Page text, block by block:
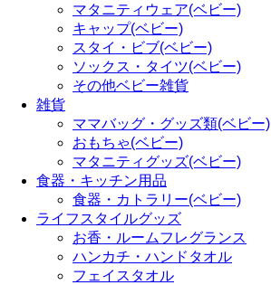
マタニティウェア(ベビー)
キャップ(ベビー)
スタイ・ビブ(ベビー)
ソックス・タイツ(ベビー)
その他ベビー雑貨
雑貨
ママバッグ・グッズ類(ベビー)
おもちゃ(ベビー)
マタニティグッズ(ベビー)
食器・キッチン用品
食器・カトラリー(ベビー)
ライフスタイルグッズ
お香・ルームフレグランス
ハンカチ・ハンドタオル
フェイスタオル